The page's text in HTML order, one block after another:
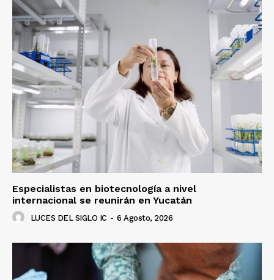
Especialistas en biotecnología a nivel
internacional se reunirán en Yucatán
LUCES DEL SIGLO IC - 6 Agosto, 2026